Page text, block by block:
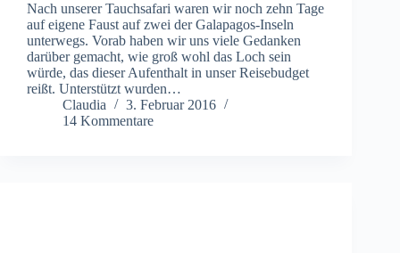
Nach unserer Tauchsafari waren wir noch zehn Tage
auf eigene Faust auf zwei der Galapagos-Inseln
unterwegs. Vorab haben wir uns viele Gedanken
darüber gemacht, wie groß wohl das Loch sein
würde, das dieser Aufenthalt in unser Reisebudget
reißt. Unterstützt wurden…
Claudia
3. Februar 2016
14 Kommentare